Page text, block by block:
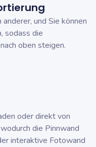
und Sie können
sodass die
oben steigen.
oder direkt von
die Pinnwand
interaktive Fotowand